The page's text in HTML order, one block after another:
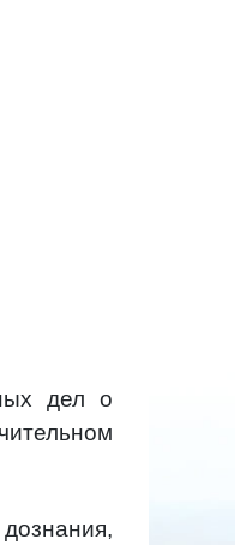
дел о